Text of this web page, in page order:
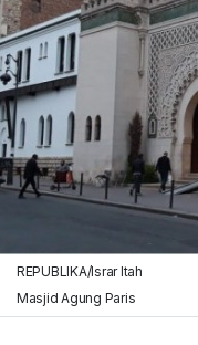
REPUBLIKA/Israr Itah
Masjid Agung Paris